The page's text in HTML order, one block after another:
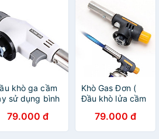
khò ga cầm
sử dụng bình
79.000 đ
Khò Gas Đơn (
Đầu khò lửa cầm
gas mini Tiện
Dụng )
79.000 đ